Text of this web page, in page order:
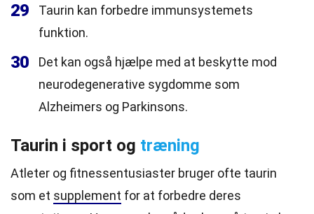
29
Taurin kan forbedre immunsystemets
funktion.
30
Det kan også hjælpe med at beskytte mod
neurodegenerative sygdomme som
Alzheimers og Parkinsons.
Taurin i sport og træning
Atleter og fitnessentusiaster bruger ofte taurin
som et supplement for at forbedre deres